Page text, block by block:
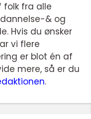
fra alle
& og
Hvis du ønsker
vi flere
er blot én af
mere, så er du
.